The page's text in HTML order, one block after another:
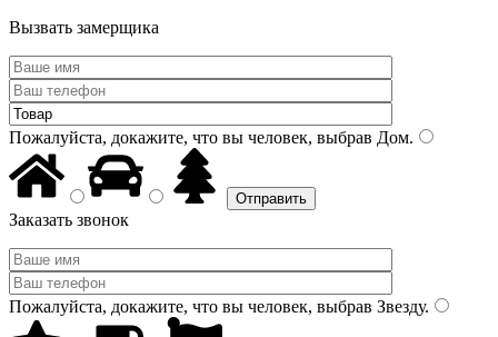
Вызвать замерщика
Пожалуйста, докажите, что вы человек, выбрав Дом.
Заказать звонок
Пожалуйста, докажите, что вы человек, выбрав Звезду.